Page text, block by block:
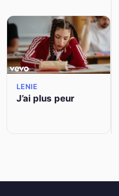
LENIE
J’ai plus peur